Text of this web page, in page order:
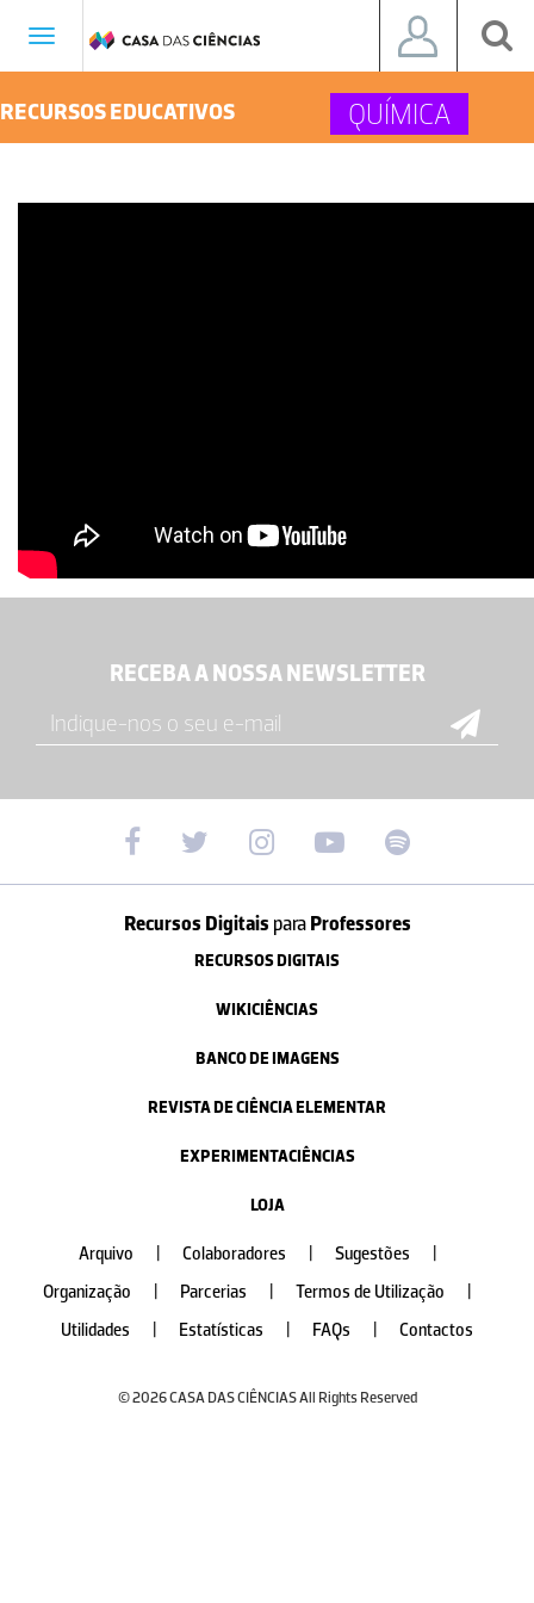
Toggle
RECURSOS EDUCATIVOS QUÍMICA
RECEBA A NOSSA NEWSLETTER
Recursos Digitais paraProfessores
RECURSOS DIGITAIS
WIKICIÊNCIAS
BANCO DE IMAGENS
REVISTA DE CIÊNCIA ELEMENTAR
EXPERIMENTACIÊNCIAS
LOJA
Arquivo Colaboradores Sugestões
Organização
Parcerias Termos de Utilização
Utilidades
Estatísticas FAQs Contactos
© 2026 CASA DAS CIÊNCIAS All Rights Reserved